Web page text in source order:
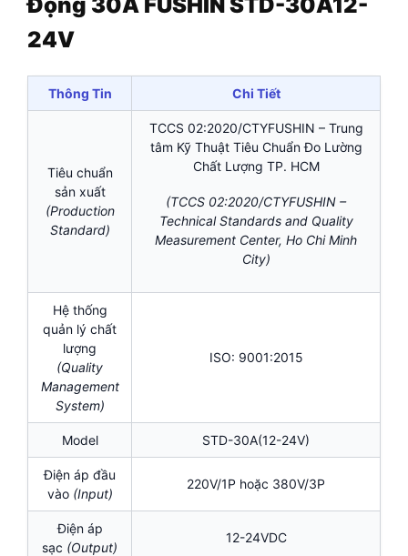
24V
Thông Tin Chi Tiết
Tiêu chuẩn
sản xuất
(Production
Standard)
TCCS 02:2020/CTYFUSHIN – Trung
tâm Kỹ Thuật Tiêu Chuẩn Đo Lường
Chất Lượng TP. HCM
(TCCS 02:2020/CTYFUSHIN –
Technical Standards and Quality
Measurement Center, Ho Chi Minh
City)
Hệ thống
quản lý chất
lượng
(Quality
Management
System)
ISO: 9001:2015
Model STD-30A(12-24V)
Điện áp đầu
vào (Input)
220V/1P hoặc 380V/3P
Điện áp
sạc (Output)
12-24VDC